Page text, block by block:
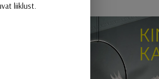
liiklust.